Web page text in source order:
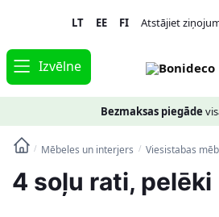
navigation
content
LT EE FI Atstājiet
Izvēlne
Bezmaksas piegāde
/ Mēbeles un interjers / Viesistabas
4 soļu rati, pelēki